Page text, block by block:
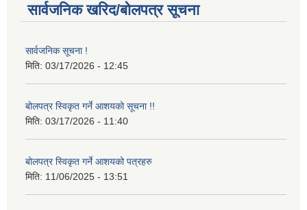
सार्वजनिक खरिद/बोलपत्र सूचना
सार्वजनिक सूचना !
मिति: 03/17/2026 - 12:45
बोलपत्र स्विकृत गर्ने आशयको सूचना !!
मिति: 03/17/2026 - 11:40
बोलपत्र स्विकृत गर्ने आशयको पत्रहरु
मिति: 11/06/2025 - 13:51